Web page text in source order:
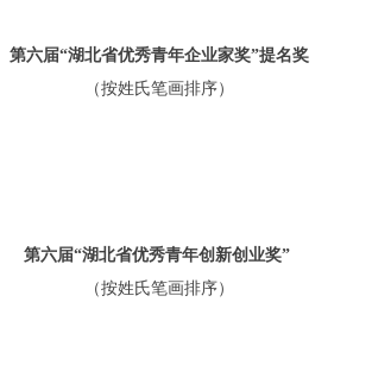
第六届“湖北省优秀青年企业家奖”提名奖
（按姓氏笔画排序）
第六届“湖北省优秀青年创新创业奖”
（按姓氏笔画排序）